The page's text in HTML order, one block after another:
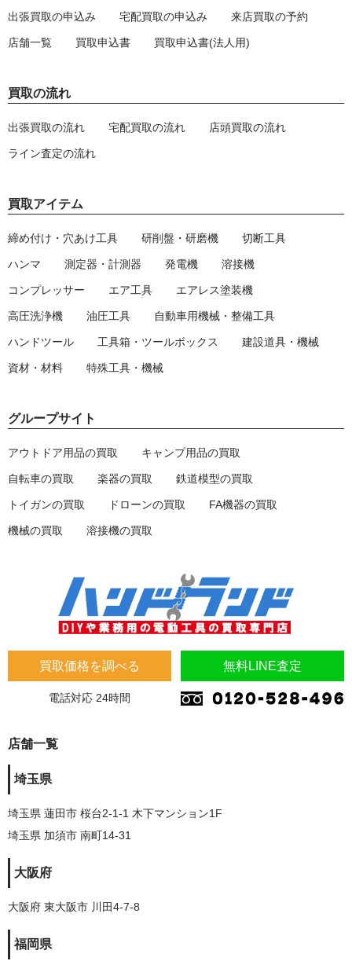
買取価格を調べる 無料LINE査定
電話対応 24時間
店舗一覧
埼玉県
埼玉県 蓮田市 桜台2-1-1 木下マンション1F
埼玉県 加須市 南町14-31
大阪府
大阪府 東大阪市 川田4-7-8
福岡県
出張買取の申込み 宅配買取の申込み 来店買取の予約
店舗一覧 買取申込書 買取申込書(法人用)
買取の流れ
出張買取の流れ 宅配買取の流れ 店頭買取の流れ
ライン査定の流れ
買取アイテム
締め付け・穴あけ工具 研削盤・研磨機 切断工具
ハンマ 測定器・計測器 発電機 溶接機
コンプレッサー エア工具 エアレス塗装機
高圧洗浄機 油圧工具 自動車用機械・整備工具
ハンドツール 工具箱・ツールボックス 建設道具・機械
資材・材料 特殊工具・機械
グループサイト
アウトドア用品の買取 キャンプ用品の買取
自転車の買取 楽器の買取 鉄道模型の買取
トイガンの買取 ドローンの買取 FA機器の買取
機械の買取 溶接機の買取